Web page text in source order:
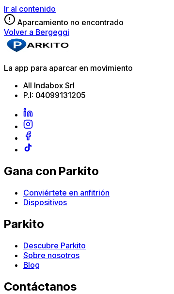
Ir al contenido
Aparcamiento no encontrado
Volver a Bergeggi
La app para aparcar en movimiento
All Indabox Srl
P.I: 04099131205
Gana con Parkito
Conviértete en anfitrión
Dispositivos
Parkito
Descubre Parkito
Sobre nosotros
Blog
Contáctanos